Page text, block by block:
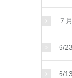
７
6/
6/